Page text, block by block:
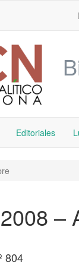
Editoriales
–
804